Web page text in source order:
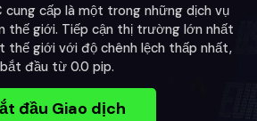
cung cấp là một trong những dịch vụ
thế giới. Tiếp cận thị trường lớn nhất
thế giới với độ chênh lệch thấp nhất,
bắt đầu từ 0.0 pip.
đầu Giao dịch